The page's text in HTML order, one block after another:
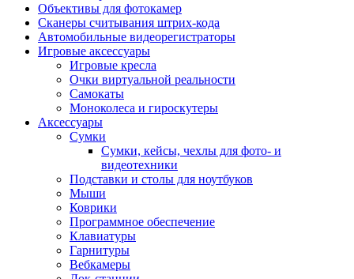
Объективы для фотокамер
Сканеры считывания штрих-кода
Автомобильные видеорегистраторы
Игровые аксессуары
Игровые кресла
Очки виртуальной реальности
Самокаты
Моноколеса и гироскутеры
Аксессуары
Сумки
Сумки, кейсы, чехлы для фото- и
видеотехники
Подставки и столы для ноутбуков
Мыши
Коврики
Программное обеспечение
Клавиатуры
Гарнитуры
Вебкамеры